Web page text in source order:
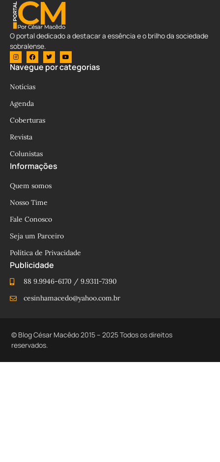
O portal dedicado a destacar a essência e o brilho da sociedade
sobralense.
Navegue por categorias
Notícias
Agenda
Coberturas
Revista
Colunistas
Informações
Quem somos
Nosso Time
Fale Conosco
Seja um Parceiro
Política de Privacidade
Publicidade
88 9.9946-6170 / 9.9311-7390
cesinhamacedo@yahoo.com.br
© Blog César Macêdo 2015 – 2025 Todos os direitos
reservados.